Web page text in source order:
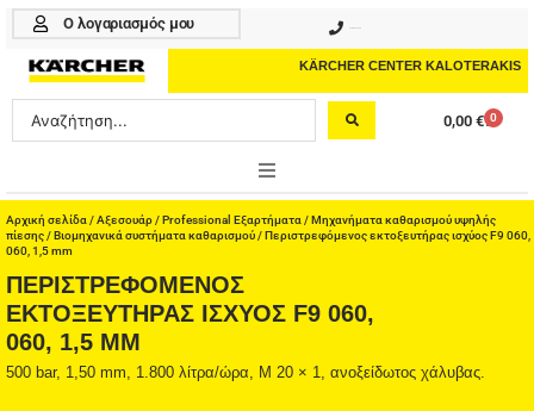
Μετάβαση
περιεχόμενο
Ο λογαριασμός μου
KÄRCHER CENTER KALOTERAKIS
Search
...
0,00 € 0
Cart
ONLINE SHOP
PROFESSIONAL
ΑΞΕΣΟΥΑΡ
Αρχική σελίδα /Αξεσουάρ/Professional Εξαρτήματα /Μηχανήματα καθαρισμού υψηλής
πίεσης/Βιομηχανικά συστήματα καθαρισμού/ Περιστρεφόμενος εκτοξευτήρας ισχύος F9 060,
060, 1,5 mm
ΠΕΡΙΣΤΡΕΦΌΜΕΝΟΣ
ΕΚΤΟΞΕΥΤΉΡΑΣ ΙΣΧΎΟΣ F9 060,
060, 1,5 MM
500 bar, 1,50 mm, 1.800 λίτρα/ώρα, M 20 × 1, ανοξείδωτος χάλυβας.